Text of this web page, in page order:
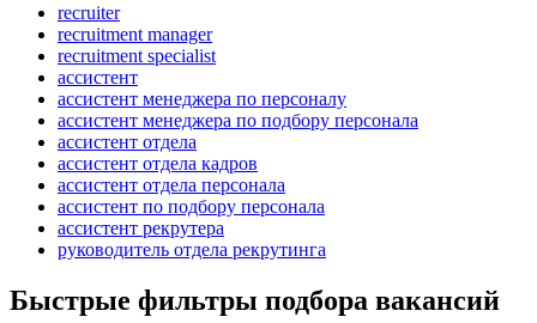
recruiter
recruitment manager
recruitment specialist
ассистент
ассистент менеджера по персоналу
ассистент менеджера по подбору персонала
ассистент отдела
ассистент отдела кадров
ассистент отдела персонала
ассистент по подбору персонала
ассистент рекрутера
руководитель отдела рекрутинга
Быстрые фильтры подбора вакансий